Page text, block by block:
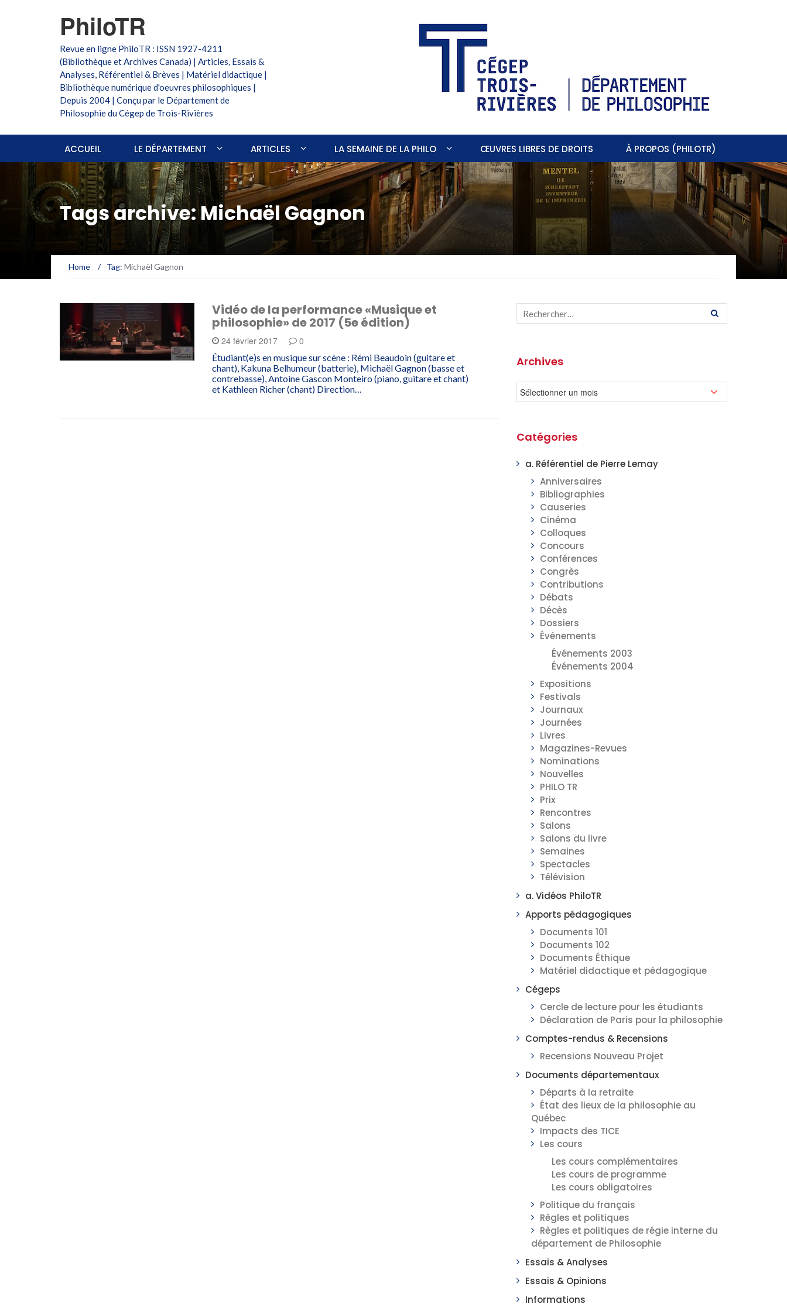
PhiloTR
Revue en ligne PhiloTR : ISSN 1927-4211
(Bibliothèque et Archives Canada) | Articles, Essais &
Analyses, Référentiel & Brèves | Matériel didactique |
Bibliothèque numérique d'oeuvres philosophiques |
Depuis 2004 | Conçu par le Département de
Philosophie du Cégep de Trois-Rivières
ACCUEIL LE DÉPARTEMENT ARTICLES LA SEMAINE DE LA PHILO ŒUVRES LIBRES DE DROITS À PROPOS (PHILOTR)
Tags archive: Michaël Gagnon
Home / Tag: Michaël Gagnon
Vidéo de la performance «Musique et
philosophie» de 2017 (5e édition)
24 février 2017 0
Étudiant(e)s en musique sur scène : Rémi Beaudoin (guitare et
chant), Kakuna Belhumeur (batterie), Michaël Gagnon (basse et
contrebasse), Antoine Gascon Monteiro (piano, guitare et chant)
et Kathleen Richer (chant) Direction…
Archives
Catégories
a. Référentiel de Pierre Lemay
Anniversaires
Bibliographies
Causeries
Cinéma
Colloques
Concours
Conférences
Congrès
Contributions
Débats
Décès
Dossiers
Événements
Événements 2003
Événements 2004
Expositions
Festivals
Journaux
Journées
Livres
Magazines-Revues
Nominations
Nouvelles
PHILO TR
Prix
Rencontres
Salons
Salons du livre
Semaines
Spectacles
Télévision
a. Vidéos PhiloTR
Apports pédagogiques
Documents 101
Documents 102
Documents Éthique
Matériel didactique et pédagogique
Cégeps
Cercle de lecture pour les étudiants
Déclaration de Paris pour la philosophie
Comptes-rendus & Recensions
Recensions Nouveau Projet
Documents départementaux
Départs à la retraite
État des lieux de la philosophie au
Québec
Impacts des TICE
Les cours
Les cours complémentaires
Les cours de programme
Les cours obligatoires
Politique du français
Règles et politiques
Règles et politiques de régie interne du
département de Philosophie
Essais & Analyses
Essais & Opinions
Informations